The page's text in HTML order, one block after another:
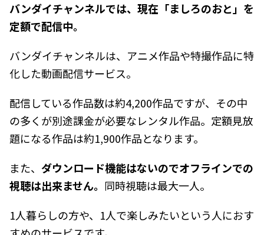
バンダイチャンネルでは、現在「ましろのおと」を
定額で配信中。
バンダイチャンネルは、アニメ作品や特撮作品に特
化した動画配信サービス。
配信している作品数は約4,200作品ですが、その中
の多くが別途課金が必要なレンタル作品。定額見放
題になる作品は約1,900作品となります。
また、 ダウンロード機能はないのでオフラインでの
視聴は出来ません。 同時視聴は最大一人。
1人暮らしの方や、1人で楽しみたいという人におす